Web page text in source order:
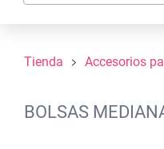
Tienda Accesorios
BOLSAS